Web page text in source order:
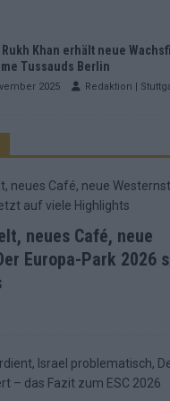
Rukh Khan erhält neue
Tussauds Berlin
2025 Redaktion |
neues Café, neue
Europa-Park 2026